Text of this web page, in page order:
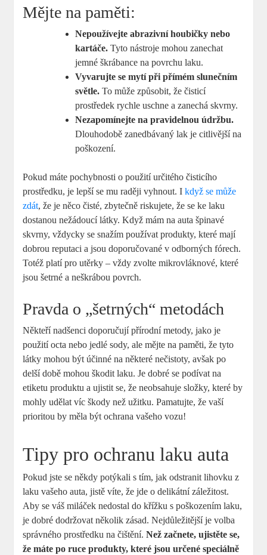
Mějte na paměti:
Nepoužívejte abrazivní houbičky nebo
kartáče. Tyto nástroje mohou zanechat
jemné škrábance na povrchu laku.
Vyvarujte se mytí při přímém slunečním
světle. To může způsobit, že čisticí
prostředek rychle uschne a zanechá skvrny.
Nezapomínejte na pravidelnou údržbu.
Dlouhodobě zanedbávaný lak je citlivější na
poškození.
Pokud máte pochybnosti o použití určitého čisticího
prostředku, je lepší se mu raději vyhnout. Ikdyž se může
zdát, že je něco čisté, zbytečně riskujete, že se ke laku
dostanou nežádoucí látky. Když mám na auta špinavé
skvrny, vždycky se snažím používat produkty, které mají
dobrou reputaci a jsou doporučované v odborných fórech.
Totéž platí pro utěrky – vždy zvolte mikrovláknové, které
jsou šetrné a neškrábou povrch.
Pravda o „šetrných“ metodách
Někteří nadšenci doporučují přírodní metody, jako je
použití octa nebo jedlé sody, ale mějte na paměti, že tyto
látky mohou být účinné na některé nečistoty, avšak po
delší době mohou škodit laku. Je dobré se podívat na
etiketu produktu a ujistit se, že neobsahuje složky, které by
mohly udělat víc škody než užitku. Pamatujte, že vaší
prioritou by měla být ochrana vašeho vozu!
Tipy pro ochranu laku auta
Pokud jste se někdy potýkali s tím, jak odstranit lihovku z
laku vašeho auta, jistě víte, že jde o delikátní záležitost.
Aby se váš miláček nedostal do křížku s poškozením laku,
je dobré dodržovat několik zásad. Nejdůležitější je volba
správného prostředku na čištění.Než začnete, ujistěte se,
že máte po ruce produkty, které jsou určené speciálně